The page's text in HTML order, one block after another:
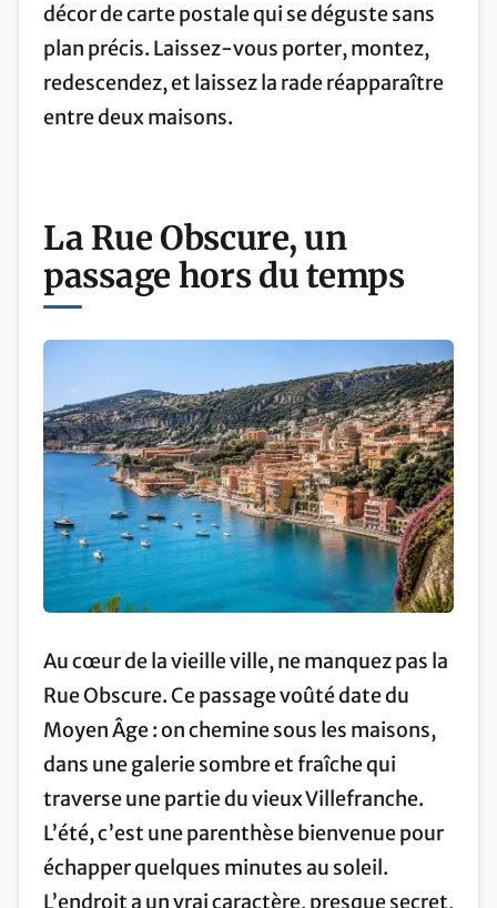
décor de carte postale qui se déguste sans
plan précis. Laissez-vous porter, montez,
redescendez, et laissez la rade réapparaître
entre deux maisons.
La Rue Obscure, un
passage hors du temps
Au cœur de la vieille ville, ne manquez pas la
Rue Obscure. Ce passage voûté date du
Moyen Âge : on chemine sous les maisons,
dans une galerie sombre et fraîche qui
traverse une partie du vieux Villefranche.
L’été, c’est une parenthèse bienvenue pour
échapper quelques minutes au soleil.
L’endroit a un vrai caractère, presque secret,